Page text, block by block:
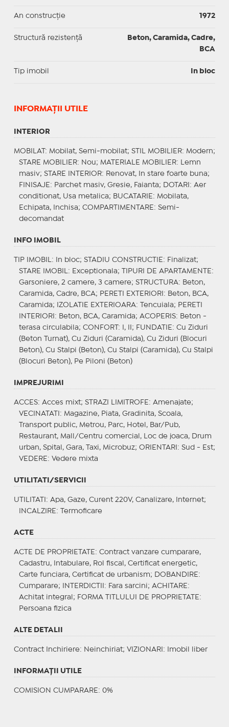
An construcție 1972
Structură rezistență
Beton, Caramida, Cadre,
BCA
Tip imobil In bloc
INFORMAŢII UTILE
INTERIOR
MOBILAT : Mobilat, Semi-mobilat; STIL MOBILIER: Modern;
STARE MOBILIER: Nou; MATERIALE MOBILIER: Lemn
masiv; STARE INTERIOR: Renovat, In stare foarte buna;
FINISAJE : Parchet masiv, Gresie, Faianta; DOTARI : Aer
conditionat, Usa metalica; BUCATARIE : Mobilata,
Echipata, Inchisa; COMPARTIMENTARE : Semi-
decomandat
INFO IMOBIL
TIP IMOBIL : In bloc; STADIU CONSTRUCTIE : Finalizat;
STARE IMOBIL : Exceptionala; TIPURI DE APARTAMENTE :
Garsoniere, 2 camere, 3 camere; STRUCTURA: Beton,
Caramida, Cadre, BCA; PERETI EXTERIORI : Beton, BCA,
Caramida;
IZOLATIE EXTERIOARA: Tencuiala; PERETI
INTERIORI : Beton, BCA, Caramida; ACOPERIS: Beton -
terasa circulabila; CONFORT : I, II; FUNDATIE : Cu Ziduri
(Beton Turnat), Cu Ziduri (Caramida), Cu Ziduri (Blocuri
Beton), Cu Stalpi (Beton), Cu Stalpi (Caramida), Cu Stalpi
(Blocuri Beton), Pe Piloni (Beton)
IMPREJURIMI
ACCES: Acces mixt; STRAZI LIMITROFE : Amenajate;
VECINATATI : Magazine, Piata, Gradinita, Scoala,
Transport public, Metrou, Parc, Hotel, Bar/Pub,
Restaurant, Mall/Centru comercial, Loc de joaca, Drum
urban, Spital, Gara, Taxi, Microbuz; ORIENTARI : Sud - Est;
VEDERE : Vedere mixta
UTILITATI/SERVICII
UTILITATI : Apa, Gaze, Curent 220V, Canalizare, Internet;
INCALZIRE : Termoficare
ACTE
ACTE DE PROPRIETATE : Contract vanzare cumparare,
Cadastru, Intabulare, Rol fiscal, Certificat energetic,
Carte funciara, Certificat de urbanism;
DOBANDIRE :
Cumparare;
INTERDICTII : Fara sarcini; ACHITARE :
Achitat integral; FORMA TITLULUI DE PROPRIETATE :
Persoana fizica
ALTE DETALII
Contract Inchiriere: Neinchiriat; VIZIONARI : Imobil liber
INFORMAŢII UTILE
COMISION CUMPARARE: 0%